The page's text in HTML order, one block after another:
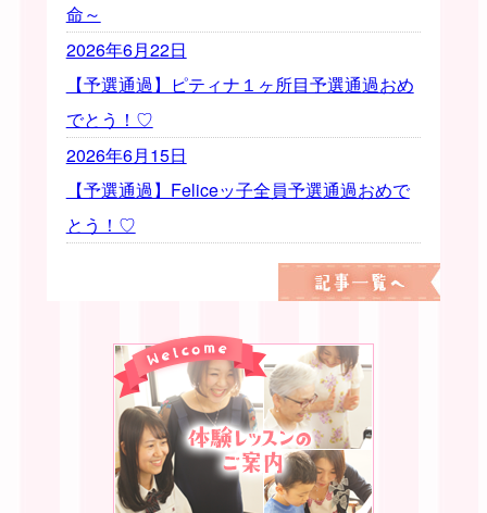
命～
2026年6月22日
【予選通過】ピティナ１ヶ所目予選通過おめ
でとう！♡
2026年6月15日
【予選通過】Feliceッ子全員予選通過おめで
とう！♡